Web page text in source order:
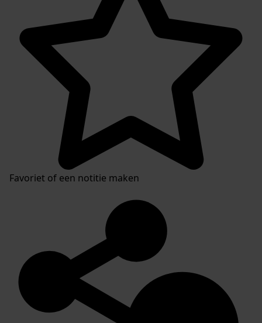
Favoriet of een notitie maken